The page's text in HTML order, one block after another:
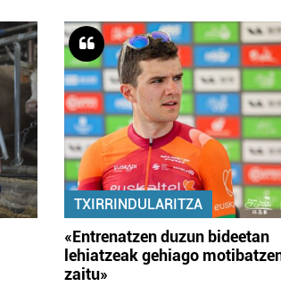
TXIRRINDULARITZA
«Entrenatzen duzun bideetan
lehiatzeak gehiago
zaitu»